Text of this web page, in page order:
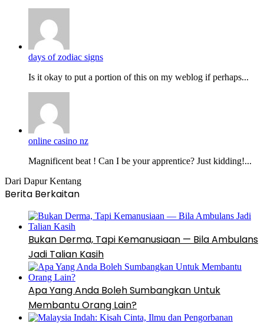
days of zodiac signs
Is it okay to put a portion of this on my weblog if perhaps...
online casino nz
Magnificent beat ! Can I be your apprentice? Just kidding!...
Dari Dapur Kentang
Berita Berkaitan
Bukan Derma, Tapi Kemanusiaan — Bila Ambulans
Jadi Talian Kasih
Apa Yang Anda Boleh Sumbangkan Untuk
Membantu Orang Lain?